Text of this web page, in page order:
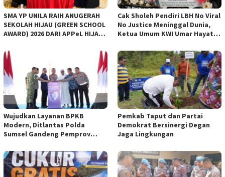
SMA YP UNILA RAIH ANUGERAH
SEKOLAH HIJAU (GREEN SCHOOL
AWARD) 2026 DARI APPeL HIJAU
Cak Sholeh Pendiri LBH No Viral
No Justice Meninggal Dunia,
Ketua Umum KWI Umar Hayat
Wujudkan Layanan BPKB
Modern, Ditlantas Polda
Sumsel Gandeng Pemprov
Pemkab Taput dan Partai
Demokrat Bersinergi Degan
Jaga Lingkungan